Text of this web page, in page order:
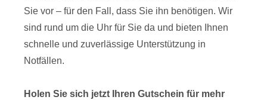
Sie vor – für den Fall, dass Sie ihn benötigen. Wir
sind rund um die Uhr für Sie da und bieten Ihnen
schnelle und zuverlässige Unterstützung in
Notfällen.
Holen Sie sich jetzt Ihren Gutschein für mehr